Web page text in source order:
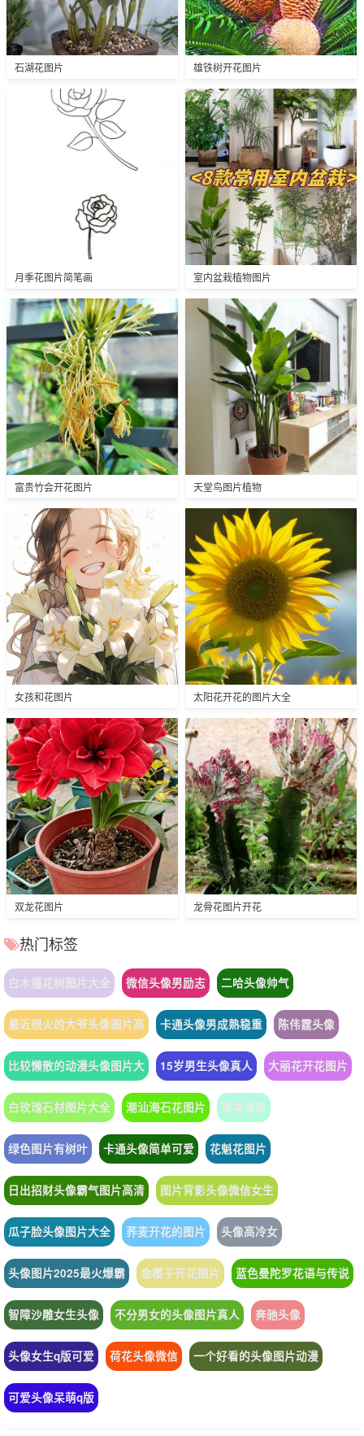
石湖花图片 雄铁树开花图片
月季花图片简笔画 室内盆栽植物图片
富贵竹会开花图片 天堂鸟图片植物
女孩和花图片 太阳花开花的图片大全
双龙花图片 龙骨花图片开花
热门标签
白木槿花树图片大全 微信头像男励志 二哈头像帅气
最近很火的大爷头像图片高 卡通头像男成熟稳重 陈伟霆头像
比较懒散的动漫头像图片大 15岁男生头像真人 大丽花开花图片
白玫瑰石材图片大全 潮汕海石花图片 草本海棠
绿色图片有树叶 卡通头像简单可爱 花魁花图片
日出招财头像霸气图片高清 图片背影头像微信女生
瓜子脸头像图片大全 荞麦开花的图片 头像高冷女
头像图片2025最火爆霸 金樱子开花图片 蓝色曼陀罗花语与传说
智障沙雕女生头像 不分男女的头像图片真人 奔驰头像
头像女生q版可爱 荷花头像微信 一个好看的头像图片动漫
可爱头像呆萌q版